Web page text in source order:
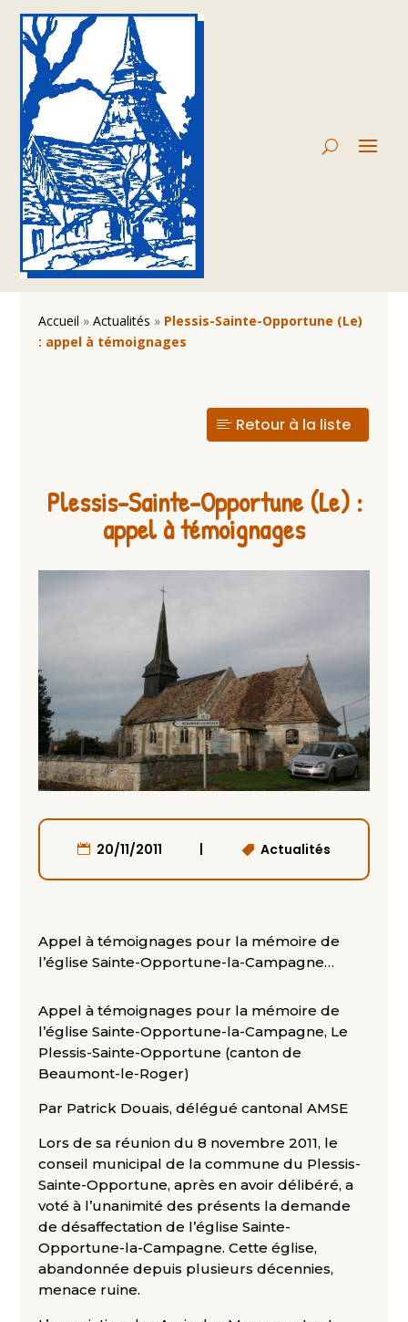
Accueil »Actualités » Plessis-Sainte-Opportune (Le)
: appel à témoignages
Retour à la liste
Plessis-Sainte-Opportune (Le) :
appel à témoignages
20/11/2011 | Actualités
Appel à témoignages pour la mémoire de
l’église Sainte-Opportune-la-Campagne…
Appel à témoignages pour la mémoire de
l’église Sainte-Opportune-la-Campagne, Le
Plessis-Sainte-Opportune (canton de
Beaumont-le-Roger)
Par Patrick Douais, délégué cantonal AMSE
Lors de sa réunion du 8 novembre 2011, le
conseil municipal de la commune du Plessis-
Sainte-Opportune, après en avoir délibéré, a
voté à l’unanimité des présents la demande
de désaffectation de l’église Sainte-
Opportune-la-Campagne. Cette église,
abandonnée depuis plusieurs décennies,
menace ruine.